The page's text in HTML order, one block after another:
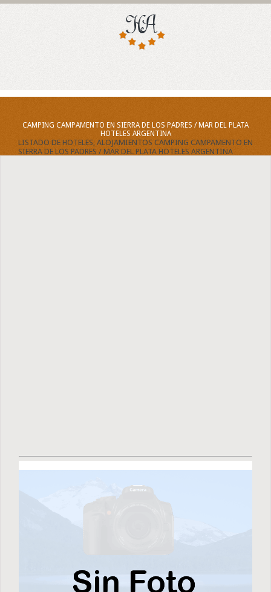
CAMPING CAMPAMENTO EN SIERRA DE LOS PADRES / MAR DEL PLATA
HOTELES ARGENTINA
LISTADO DE HOTELES, ALOJAMIENTOS CAMPING CAMPAMENTO EN
SIERRA DE LOS PADRES / MAR DEL PLATA HOTELES ARGENTINA